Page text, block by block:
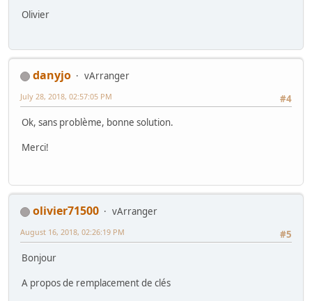
Olivier
danyjo
vArranger
#4
July 28, 2018, 02:57:05 PM
Ok, sans problème, bonne solution.
Merci!
olivier71500
vArranger
#5
August 16, 2018, 02:26:19 PM
Bonjour
A propos de remplacement de clés